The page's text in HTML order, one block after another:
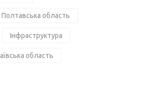
Полтавська область
Інфраструктура
область